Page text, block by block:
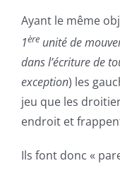
Ayant le même
1ère unitéde
dans l’écriture de
exception) les
jeu que les
endroit et
Ils font donc «